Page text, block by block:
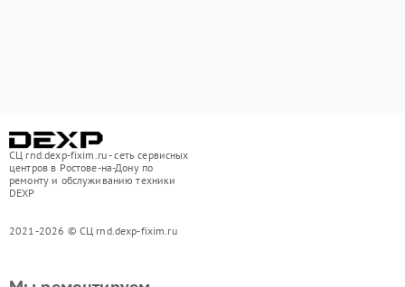
СЦ rnd.dexp-fixim.ru - сеть сервисных
центров в Ростове-на-Дону по
ремонту и обслуживанию техники
DEXP
2021-2026 © СЦ rnd.dexp-fixim.ru